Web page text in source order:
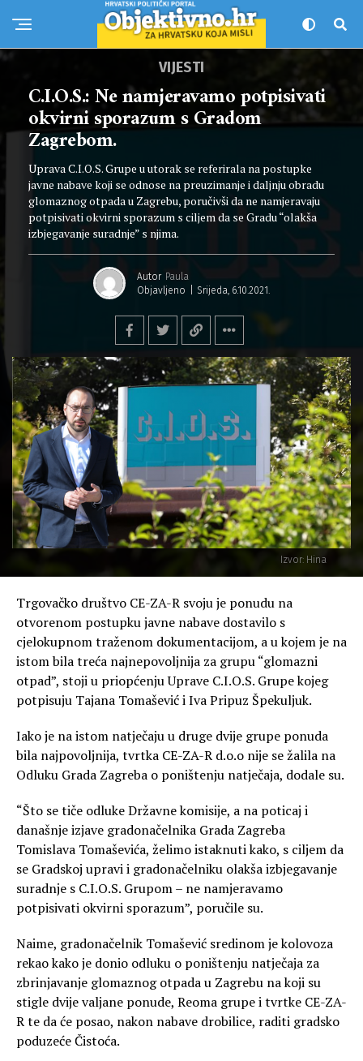
Izvor: Hina
VIJESTI
C.I.O.S.: Ne namjeravamo potpisivati
okvirni sporazum s Gradom
Zagrebom.
Uprava C.I.O.S. Grupe u utorak se referirala na postupke
javne nabave koji se odnose na preuzimanje i daljnju obradu
glomaznog otpada u Zagrebu, poručivši da ne namjeravaju
potpisivati okvirni sporazum s ciljem da se Gradu “olakša
izbjegavanje suradnje” s njima.
Autor Paula
Objavljeno
Srijeda, 6.10.2021.
Trgovačko društvo CE-ZA-R svoju je ponudu na
otvorenom postupku javne nabave dostavilo s
cjelokupnom traženom dokumentacijom, a u kojem je na
istom bila treća najnepovoljnija za grupu “glomazni
otpad”, stoji u priopćenju Uprave C.I.O.S. Grupe kojeg
potpisuju Tajana Tomašević i Iva Pripuz Špekuljuk.
Iako je na istom natječaju u druge dvije grupe ponuda
bila najpovoljnija, tvrtka CE-ZA-R d.o.o nije se žalila na
Odluku Grada Zagreba o poništenju natječaja, dodale su.
“Što se tiče odluke Državne komisije, a na poticaj i
današnje izjave gradonačelnika Grada Zagreba
Tomislava Tomaševića, želimo istaknuti kako, s ciljem da
se Gradskoj upravi i gradonačelniku olakša izbjegavanje
suradnje s C.I.O.S. Grupom – ne namjeravamo
potpisivati okvirni sporazum”, poručile su.
Naime, gradonačelnik Tomašević sredinom je kolovoza
rekao kako je donio odluku o poništenju natječaja za
zbrinjavanje glomaznog otpada u Zagrebu na koji su
stigle dvije valjane ponude, Reoma grupe i tvrtke CE-ZA-
R te da će posao, nakon nabave drobilice, raditi gradsko
poduzeće Čistoća.